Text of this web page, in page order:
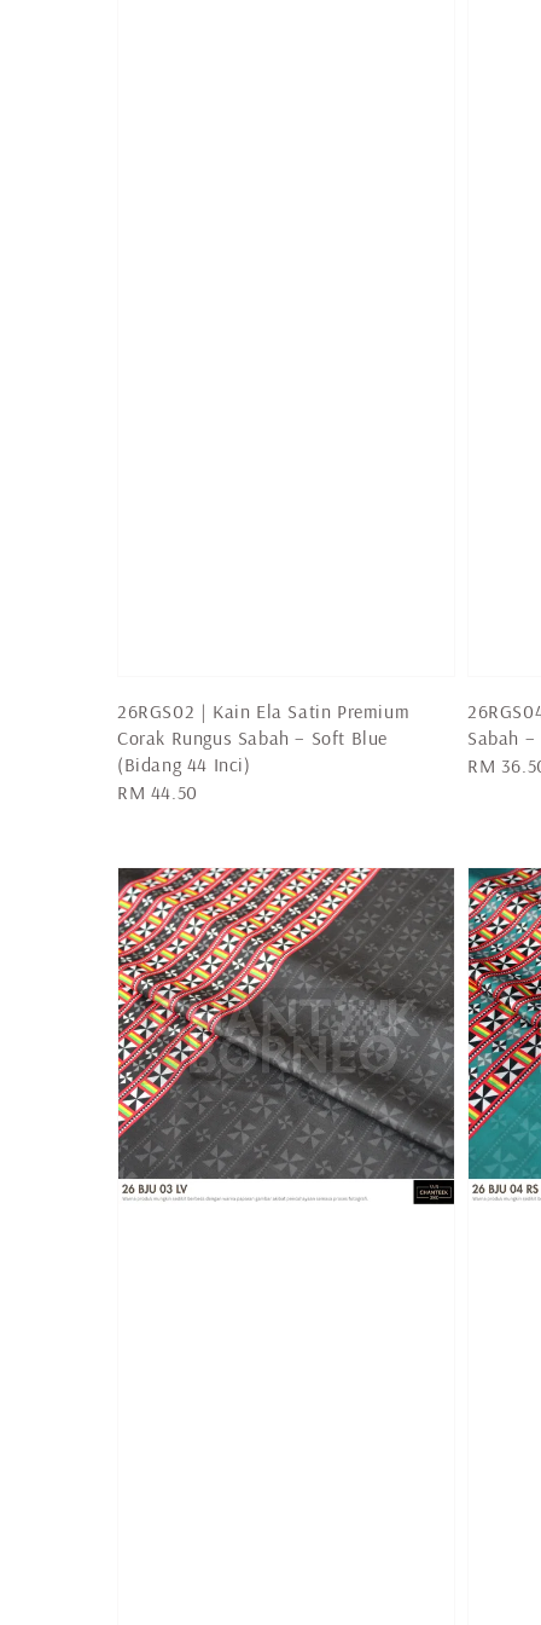
26RGS02 | Kain Ela Satin Premium
Corak Rungus Sabah – Soft Blue
(Bidang 44 Inci)
Regular
RM 44.50
Sabah
Regular
RM